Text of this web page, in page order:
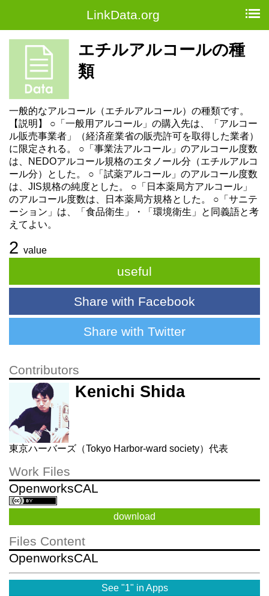
LinkData.org
エチルアルコールの種
類
一般的なアルコール（エチルアルコール）の種類です。
【説明】 ○「一般用アルコール」の購入先は、「アルコー
ル販売事業者」（経済産業省の販売許可を取得した業者）
に限定される。 ○「事業法アルコール」のアルコール度数
は、NEDOアルコール規格のエタノール分（エチルアルコ
ール分）とした。 ○「試薬アルコール」のアルコール度数
は、JIS規格の純度とした。 ○「日本薬局方アルコール」
のアルコール度数は、日本薬局方規格とした。 ○「サニテ
ーション」は、「食品衛生」・「環境衛生」と同義語と考
えてよい。
2 value
useful
Share with Facebook
Share with Twitter
Contributors
Kenichi Shida
東京ハーバーズ（Tokyo Harbor-ward society）代表
Work Files
OpenworksCAL
download
Files Content
OpenworksCAL
See "1" in Apps